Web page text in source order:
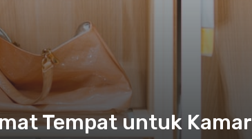
Tempat untuk Kamar